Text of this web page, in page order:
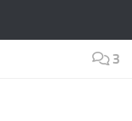
3